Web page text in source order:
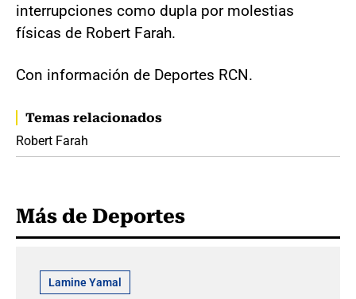
interrupciones como dupla por molestias
físicas de Robert Farah.
Con información de Deportes RCN.
Temas relacionados
Robert Farah
Más de Deportes
Lamine Yamal